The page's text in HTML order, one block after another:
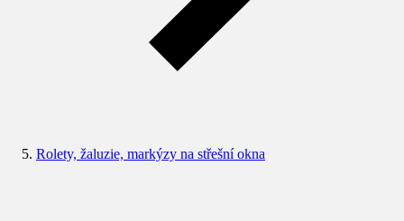
Rolety, žaluzie, markýzy na střešní okna